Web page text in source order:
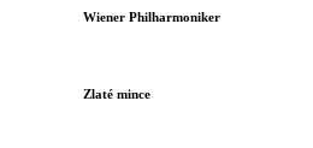
Wiener Philharmoniker
Zlaté mince